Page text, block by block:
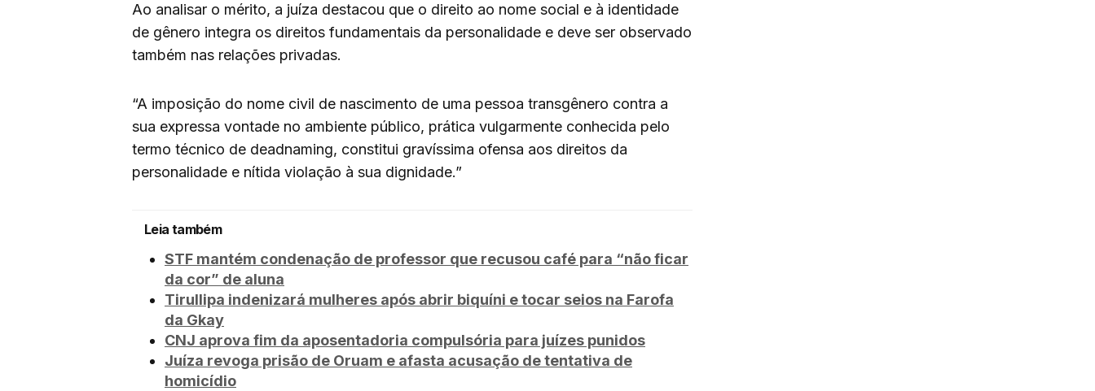
Ao analisar o mérito, a juíza destacou que o direito ao nome social e à identidade
de gênero integra os direitos fundamentais da personalidade e deve ser observado
também nas relações privadas.
“A imposição do nome civil de nascimento de uma pessoa transgênero contra a
sua expressa vontade no ambiente público, prática vulgarmente conhecida pelo
termo técnico de deadnaming, constitui gravíssima ofensa aos direitos da
personalidade e nítida violação à sua dignidade.”
Leia também
STF mantém condenação de professor que recusou café para “não ficar
da cor” de aluna
Tirullipa indenizará mulheres após abrir biquíni e tocar seios na Farofa
da Gkay
CNJ aprova fim da aposentadoria compulsória para juízes punidos
Juíza revoga prisão de Oruam e afasta acusação de tentativa de
homicídio